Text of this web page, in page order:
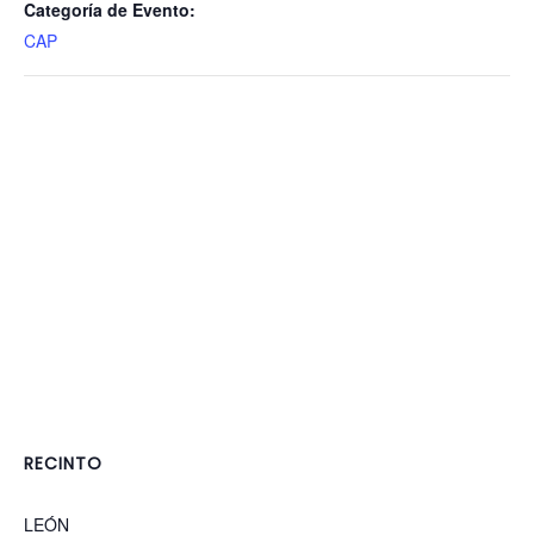
Categoría de Evento:
CAP
RECINTO
LEÓN